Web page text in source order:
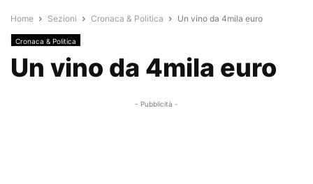
Home Sezioni Cronaca & Politica Un vino da 4mila euro
Cronaca & Politica
Un vino da 4mila euro
- Pubblicità -